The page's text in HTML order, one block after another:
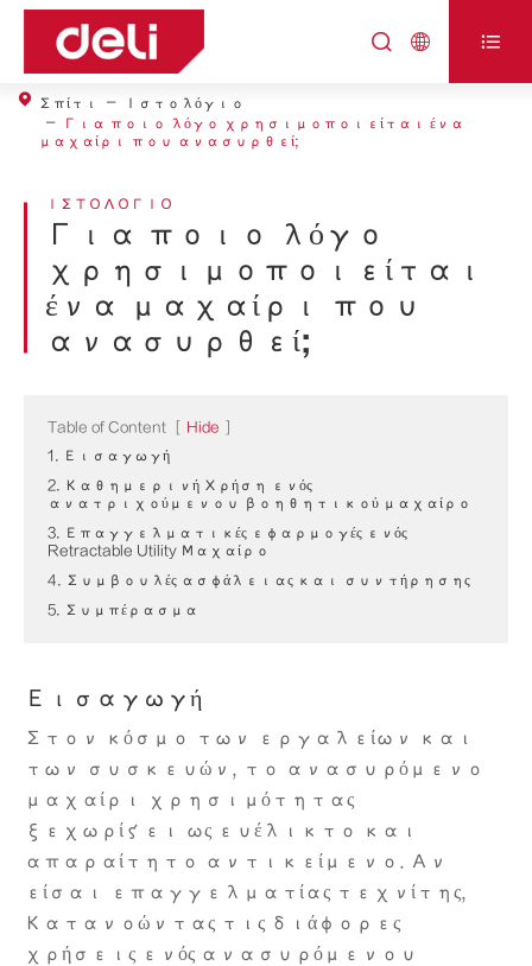
  
Σπίτι
Ιστολόγιο
Για ποιο λόγο χρησιμοποιείται ένα
μαχαίρι που ανασυρθεί;
ΙΣΤΟΛΌΓΙΟ
Για ποιο λόγο
χρησιμοποιείται
ένα μαχαίρι που
ανασυρθεί;
Table of Content Hide
1. Εισαγωγή
2. Καθημερινή Χρήση ενός
ανατριχούμενου βοηθητικού μαχαίρο
3. Επαγγελματικές εφαρμογές ενός
Retractable Utility Μαχαίρο
4. Συμβουλές ασφάλειας και συντήρησης
5. Συμπέρασμα
Εισαγωγή
Στον κόσμο των εργαλείων και
των συσκευών, το ανασυρόμενο
μαχαίρι χρησιμότητας
ξεχωρίζει ως ευέλικτο και
απαραίτητο αντικείμενο. Αν
είσαι επαγγελματίας τεχνίτης,
Κατανοώντας τις διάφορες
χρήσεις ενός ανασυρόμενου